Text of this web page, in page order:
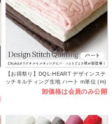
【お得祭り】DQL-HEART デザインステ
ッチキルティング生地 ハート m単位 (m)
卸価格は会員のみ公開